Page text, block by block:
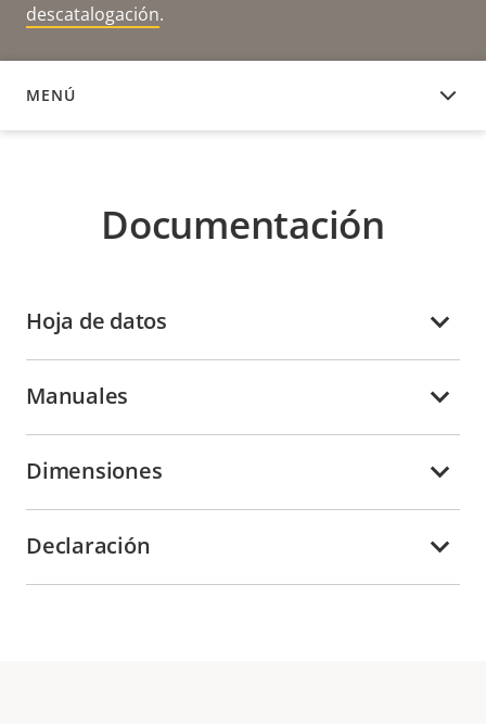
descatalogación.
MENÚ
DOCUMENTACIÓN
Documentación
Hoja de datos
Manuales
Dimensiones
Declaración